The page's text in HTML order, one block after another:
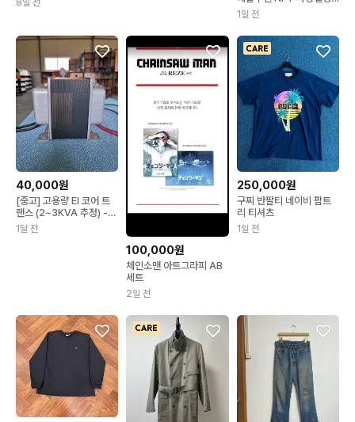
서
1일 전
40,000원
[중고] 고용량 EI 코어 트
랜스 (2~3KVA 추정) -
전압 변환용
1달 전
100,000원
체인소맨 아트그라피 AB
세트
2일 전
250,000원
구찌 반팔티 네이비 팜트
리 티셔츠
1일 전